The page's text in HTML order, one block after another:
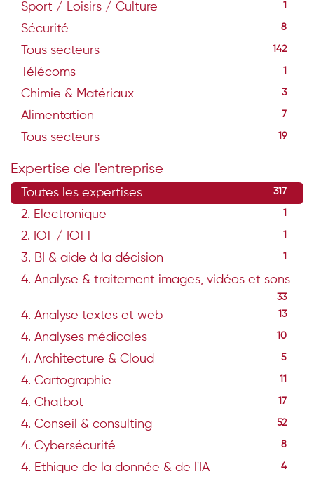
Sport / Loisirs / Culture 1
Sécurité 8
Tous secteurs 142
Télécoms 1
Chimie & Matériaux 3
Alimentation 7
Tous secteurs 19
Expertise de l'entreprise
Toutes les expertises 317
2. Electronique 1
2. IOT / IOTT 1
3. BI & aide à la décision 1
4. Analyse & traitement images, vidéos et sons
33
4. Analyse textes et web 13
4. Analyses médicales 10
4. Architecture & Cloud 5
4. Cartographie
4. Chatbot 17
4. Conseil & consulting 52
4. Cybersécurité 8
4. Ethique de la donnée & de l'IA 4